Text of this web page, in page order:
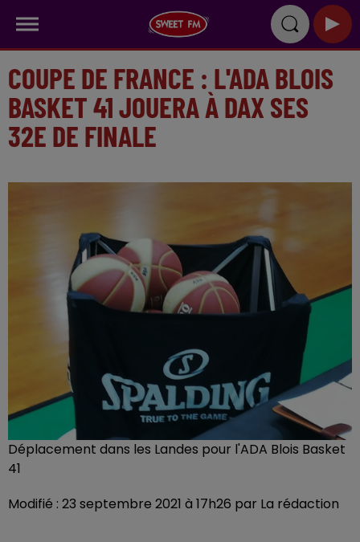
COUPE DE FRANCE : L'ADA BLOIS
BASKET 41 JOUERA À DAX SES
32E DE FINALE
Déplacement dans les Landes pour l'ADA Blois Basket
41
Modifié : 23 septembre 2021 à 17h26 par La rédaction